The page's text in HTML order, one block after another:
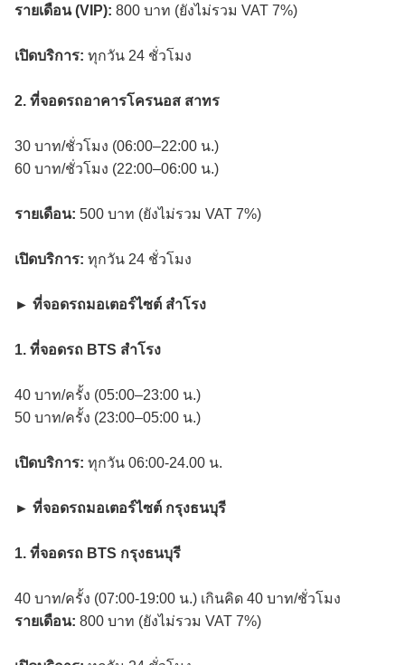
รายเดือน (VIP): 800 บาท (ยังไม่รวม VAT 7%)
เปิดบริการ: ทุกวัน 24 ชั่วโมง
2. ที่จอดรถอาคารโครนอส สาทร
30 บาท/ชั่วโมง (06:00–22:00 น.)
60 บาท/ชั่วโมง (22:00–06:00 น.)
รายเดือน: 500 บาท (ยังไม่รวม VAT 7%)
เปิดบริการ: ทุกวัน 24 ชั่วโมง
► ที่จอดรถมอเตอร์ไซต์ สำโรง
1. ที่จอดรถ BTS สำโรง
40 บาท/ครั้ง (05:00–23:00 น.)
50 บาท/ครั้ง (23:00–05:00 น.)
เปิดบริการ: ทุกวัน 06:00-24.00 น.
► ที่จอดรถมอเตอร์ไซต์ กรุงธนบุรี
1. ที่จอดรถ BTS กรุงธนบุรี
40 บาท/ครั้ง (07:00-19:00 น.) เกินคิด 40 บาท/ชั่วโมง
รายเดือน: 800 บาท (ยังไม่รวม VAT 7%)